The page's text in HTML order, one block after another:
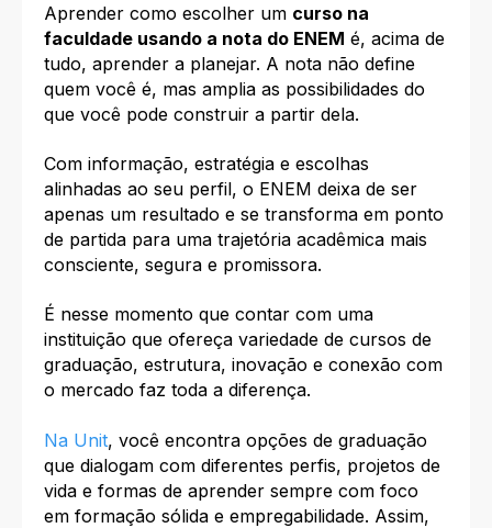
Aprender como escolher um curso na
faculdade usando a nota do ENEM é, acima de
tudo, aprender a planejar. A nota não define
quem você é, mas amplia as possibilidades do
que você pode construir a partir dela.
Com informação, estratégia e escolhas
alinhadas ao seu perfil, o ENEM deixa de ser
apenas um resultado e se transforma em ponto
de partida para uma trajetória acadêmica mais
consciente, segura e promissora.
É nesse momento que contar com uma
instituição que ofereça variedade de cursos de
graduação, estrutura, inovação e conexão com
o mercado faz toda a diferença.
Na Unit, você encontra opções de graduação
que dialogam com diferentes perfis, projetos de
vida e formas de aprender sempre com foco
em formação sólida e empregabilidade. Assim,